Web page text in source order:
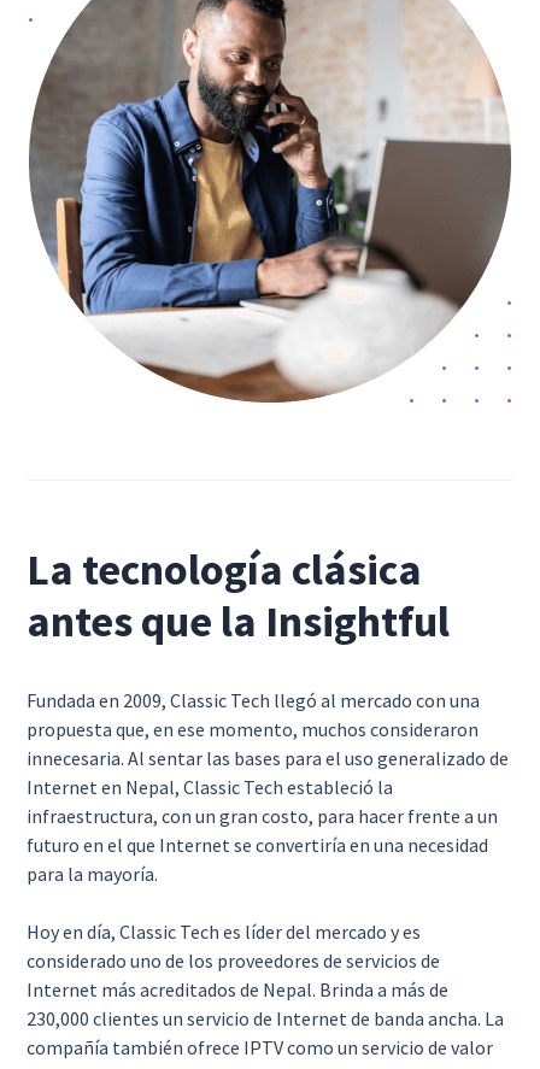
La tecnología clásica
antes que la Insightful
Fundada en 2009, Classic Tech llegó al mercado con una
propuesta que, en ese momento, muchos consideraron
innecesaria. Al sentar las bases para el uso generalizado de
Internet en Nepal, Classic Tech estableció la
infraestructura, con un gran costo, para hacer frente a un
futuro en el que Internet se convertiría en una necesidad
para la mayoría.
Hoy en día, Classic Tech es líder del mercado y es
considerado uno de los proveedores de servicios de
Internet más acreditados de Nepal. Brinda a más de
230,000 clientes un servicio de Internet de banda ancha. La
compañía también ofrece IPTV como un servicio de valor